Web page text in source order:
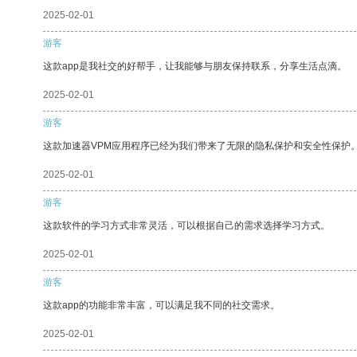
2025-02-01
游客
这款app是我社交的好帮手，让我能够与朋友保持联系，分享生活点滴。
2025-02-01
游客
这款加速器VPM应用程序已经为我们带来了无限的隐私保护和安全性保护
2025-02-01
游客
这款软件的学习方式非常灵活，可以根据自己的需求选择学习方式。
2025-02-01
游客
这款app的功能非常丰富，可以满足我不同的社交需求。
2025-02-01